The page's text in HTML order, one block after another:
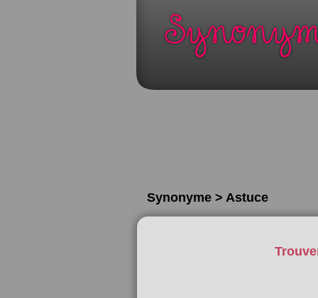
Synonyme > Astuce